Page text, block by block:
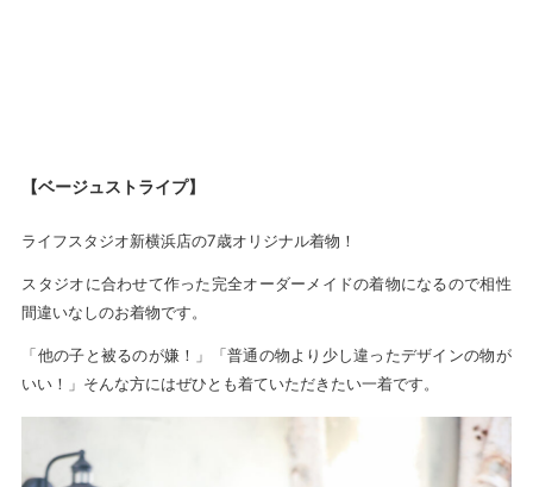
【ベージュストライプ】
ライフスタジオ新横浜店の7歳オリジナル着物！
スタジオに合わせて作った完全オーダーメイドの着物になるので相性
間違いなしのお着物です。
「他の子と被るのが嫌！」「普通の物より少し違ったデザインの物が
いい！」そんな方にはぜひとも着ていただきたい一着です。